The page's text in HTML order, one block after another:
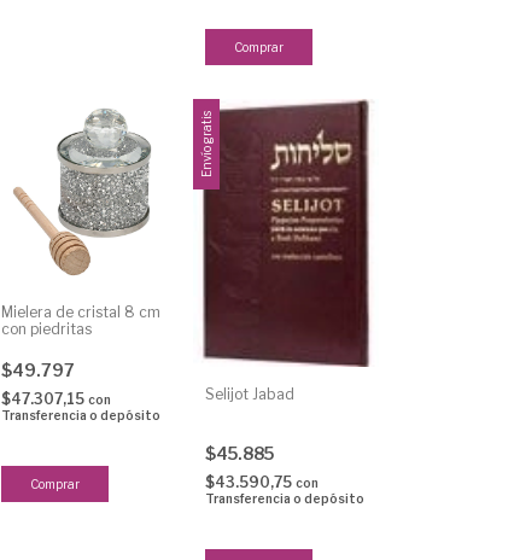
Mielera de cristal 8 cm
con piedritas
$49.797
$47.307,15 con
Transferencia o depósito
Envío gratis
Selijot Jabad
$45.885
$43.590,75 con
Transferencia o depósito